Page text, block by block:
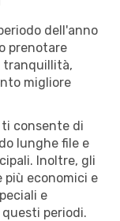
dell'anno
prenotare
tranquillità,
migliore
consente di
lunghe file e
Inoltre, gli
più economici e
e
periodi.